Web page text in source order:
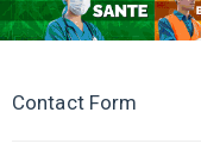
Contact Form